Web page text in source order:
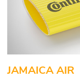
JAMAICA AIR